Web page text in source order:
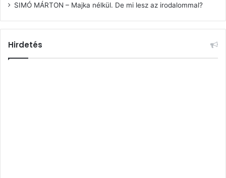
SIMÓ MÁRTON – Majka nélkül. De mi lesz az irodalommal?
Hirdetés